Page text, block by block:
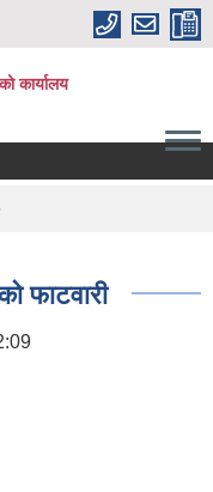
कार्यालय
फाटवारी